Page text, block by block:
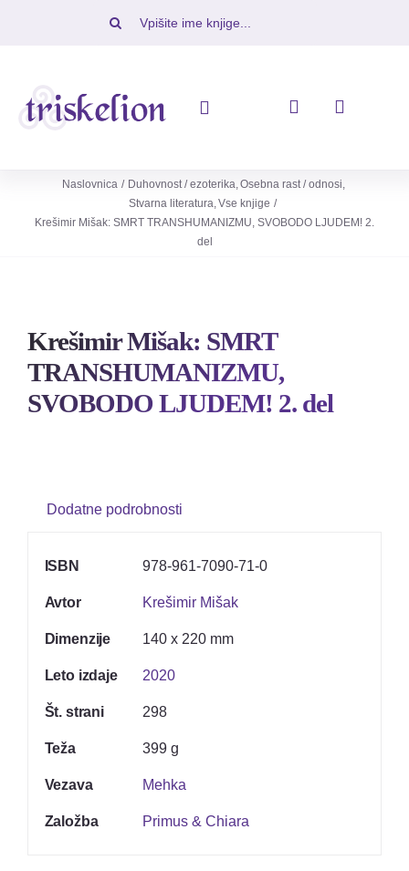
Toggle
Napovedujemo
Ugodno
O nas
Naslovnica Duhovnost / ezoterika Osebna rast / odnosi
Stvarna literatura Vse knjige
Krešimir Mišak: SMRT TRANSHUMANIZMU, SVOBODO LJUDEM! 2.
del
Krešimir Mišak: SMRT
TRANSHUMANIZMU,
SVOBODO LJUDEM! 2. del
Dodatne podrobnosti
ISBN 978-961-7090-71-0
Avtor Krešimir Mišak
Dimenzije 140 x 220 mm
Leto izdaje 2020
Št. strani 298
Teža 399 g
Vezava Mehka
Založba Primus & Chiara